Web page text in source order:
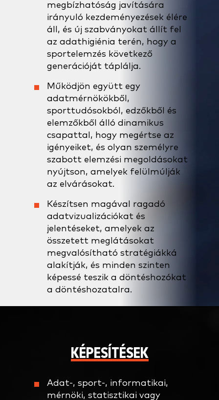
megbízhatóság javítására
irányuló kezdeményezések élére
áll, és új szabványokat állít fel
az adathigiénia terén, hogy a
sportelemzés következő
generációját táplálja.
Működjön együtt egy
adatmérnökökből,
sporttudósokból, edzőkből és
elemzőkből álló dinamikus
csapattal, hogy megértse az
igényeiket, és olyan személyre
szabott elemzési megoldásokat
nyújtson, amelyek felülmúlják
az elvárásokat.
Készítsen magával ragadó
adatvizualizációkat és
jelentéseket, amelyek az
összetett meglátásokat
megvalósítható stratégiákká
alakítják, és minden szinten
képessé teszik a döntéshozókat
a döntéshozatalra.
KÉPESÍTÉSEK
Adat-, sport-, informatikai,
mérnöki, statisztikai vagy